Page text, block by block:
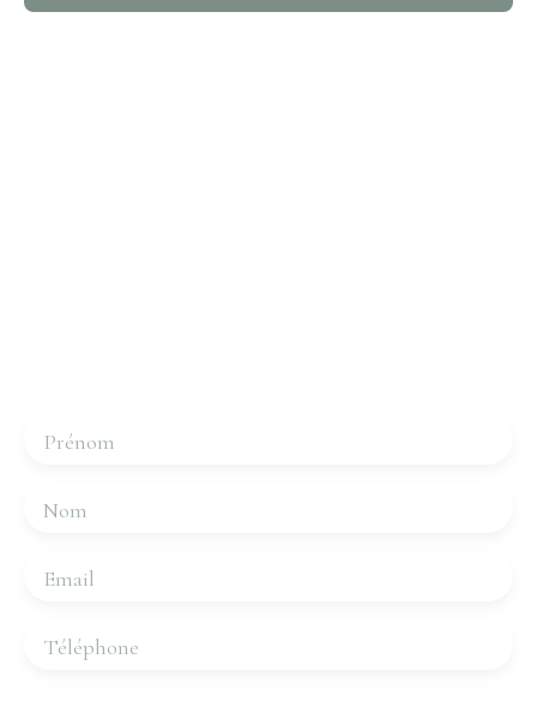
Prénom
Nom
Email
Téléphone